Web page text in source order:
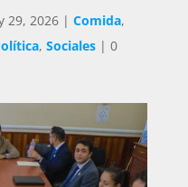
29, 2026| Comida,
, Sociales| 0